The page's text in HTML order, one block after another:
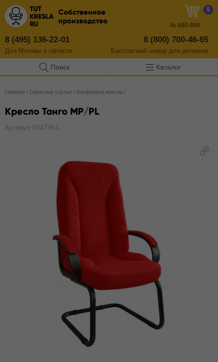
Собственное
производство
8 (495) 136-22-01
Для Москвы и области
8 (800) 700-46-65
Бесплатный номер для регионов
5
№ 000-000
Поиск Каталог
Главная / Офисные стулья / Конференц кресла /
Кресло Танго MP/PL
Артикул 5847961